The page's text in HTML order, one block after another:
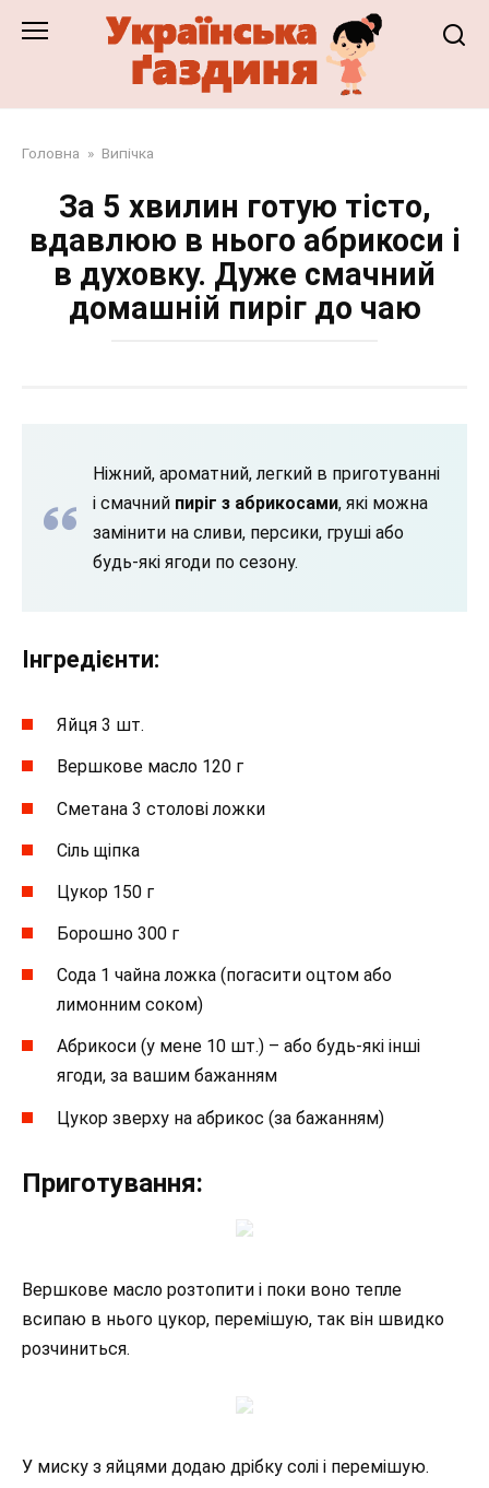
Головна » Випічка
За 5 хвилин готую тісто,
вдавлюю в нього абрикоси і
в духовку. Дуже смачний
домашній пиріг до чаю
Ніжний, ароматний, легкий в приготуванні
і смачний пиріг з абрикосами, які можна
замінити на сливи, персики, груші або
будь-які ягоди по сезону.
Інгредієнти:
Яйця 3 шт.
Вершкове масло 120 г
Сметана 3 столові ложки
Сіль щіпка
Цукор 150 г
Борошно 300 г
Сода 1 чайна ложка (погасити оцтом або
лимонним соком)
Абрикоси (у мене 10 шт.) – або будь-які інші
ягоди, за вашим бажанням
Цукор зверху на абрикос (за бажанням)
Приготування:
Вершкове масло розтопити і поки воно тепле
всипаю в нього цукор, перемішую, так він швидко
розчиниться.
У миску з яйцями додаю дрібку солі і перемішую.